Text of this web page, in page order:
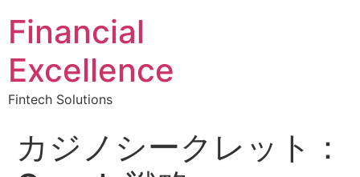
Financial
Excellence
Fintech Solutions
カジノシークレット：